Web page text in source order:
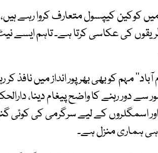
کوکین کیپسول متعارف کروا رہے
کی عکاسی کرتا ہے۔ تاہم ایسے
مہم کو بھی بھرپور انداز میں نافذ
سے دور رہنے کا واضح پیغام دینا،
اسمگلروں کے لیے سرگرمی کی کوئی
ہماری منزل ہے۔